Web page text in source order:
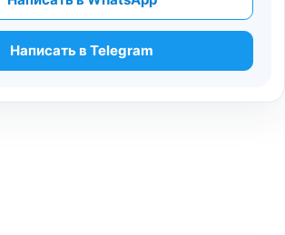
Написать в Telegram